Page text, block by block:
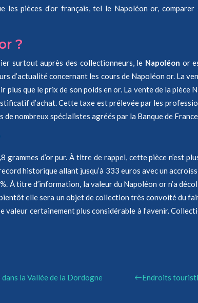
pièces d’or français, tel le Napoléon or,
?
surtout auprès des collectionneurs, le Napoléon or
d’actualité concernant les cours de Napoléon or. La
que le prix de son poids en or. La vente de la pièce
d’achat. Cette taxe est prélevée par les
nombreux spécialistes agréés par la Banque de
d’or pur. À titre de rappel, cette pièce n’est
historique allant jusqu’à 333 euros avec un
À titre d’information, la valeur du Napoléon or n’a
elle sera un objet de collection très convoité du fait
certainement plus considérable à l’avenir.
la Vallée de la Dordogne Endroits